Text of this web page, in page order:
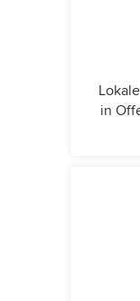
in